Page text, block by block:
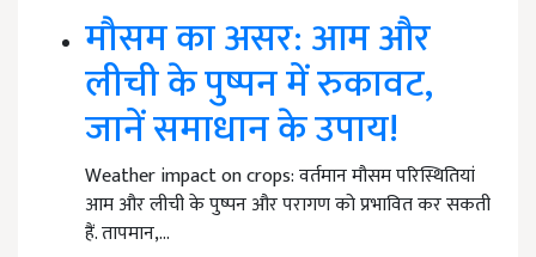
मौसम का असर: आम और
लीची के पुष्पन में रुकावट,
जानें समाधान के उपाय!
Weather impact on crops: वर्तमान मौसम परिस्थितियां
आम और लीची के पुष्पन और परागण को प्रभावित कर सकती
हैं. तापमान,…